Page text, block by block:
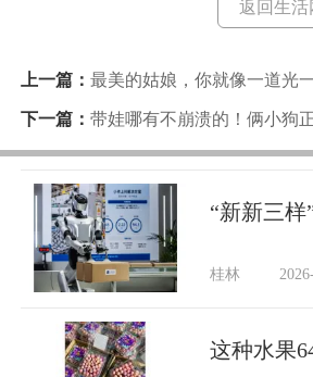
返回生活
上一篇： 最美的姑娘，你就像一道光
城市，她爱的比我多一点
下一篇： 带娃哪有不崩溃的！俩小狗
粮没一口是白吃的
“新新三样
桂林
这种水果